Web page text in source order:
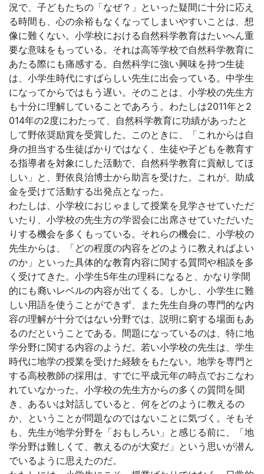
況で、子どもたちの「なぜ？」といった疑間に十分に応え
る時間も、心の余裕もなくなってしまいやすいことは、想
像に難くない。小学校における自然科学教育はたいへん重
要な意味をもっている。それは高等学校で自然科学教育に
あたる際にも痛感する。自然科学に強い興味を持つ生徒
は、小学生時代にすばらしい先生に出会っている。中学生
になってからではもう遅い。そのことは、小学校の先生方
も十分に理解していることであろう。わたしは2011年と2
014年の2度にわたって、自然科学教育に功績があったと
して野依奨励賞を受賞した。このときに、「これからは自
身の担当する生徒ばかりではなく、生徒や子どもを教育す
る指導者を対象にした活動で、自然科学教育に貢献してほ
しい」と、野依良治博士から助言を受けた。これが、助成
金を受けて活動する出発点となった。
わたしは、小学校におじゃまして授業を見学させていただ
いたり、小学校の先生方の学習会に出席させていただいた
りする機会を多くもっている。それらの機会に、小学校の
先生からは、「どの程度の内容をどのように教えればよい
のか」といった具体的な教育内容に関する質問や相談を多
く受けてきた。小学生5年生の理科になると、かなり学間
的にも裔いレベルの内容が出てくる。しかし、小学生に難
しい用語を使うことができず、また先生自身の専門的な内
容の理解が十分ではない分野では、説明に窮する場面もあ
るのだということである。間題になっているのは、特に地
学分野に関する内容のようだ。若い小学校の先生は、学生
時代に地学の授業を受けた経験をもたない。地学を専門と
する高校教師の採用は、すでに平成元年の時点でおこなわ
れていなかった。小学校の先生方からの多くの質問を聞
き、あるいは対話していると、何をどのように教えるの
か、ということが問題なのではないことに気づく。そもそ
も、先生が地学分野を「おもしろい」と感じる前に、「地
学分野は難しくて、教えるのが大変だ」という思いが潜ん
でいるように思えたのだ。